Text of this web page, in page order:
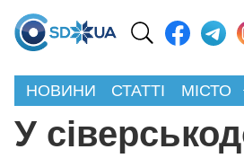
НОВИНИ СТАТТІ МІСТО
У